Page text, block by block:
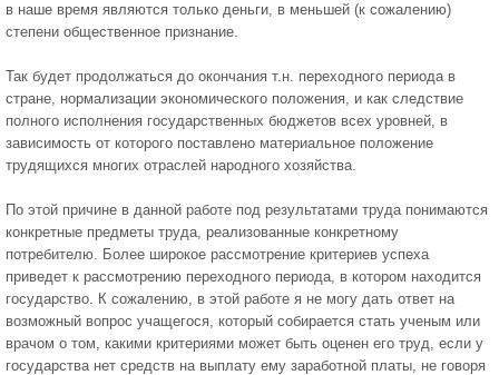
в наше время являются только деньги, в меньшей (к сожалению)
степени общественное признание.
Так будет продолжаться до окончания т.н. переходного периода в
стране, нормализации экономического положения, и как следствие
полного исполнения государственных бюджетов всех уровней, в
зависимость от которого поставлено материальное положение
трудящихся многих отраслей народного хозяйства.
По этой причине в данной работе под результатами труда понимаются
конкретные предметы труда, реализованные конкретному
потребителю. Более широкое рассмотрение критериев успеха
приведет к рассмотрению переходного периода, в котором находится
государство. К сожалению, в этой работе я не могу дать ответ на
возможный вопрос учащегося, который собирается стать ученым или
врачом о том, какими критериями может быть оценен его труд, если у
государства нет средств на выплату ему заработной платы, не говоря